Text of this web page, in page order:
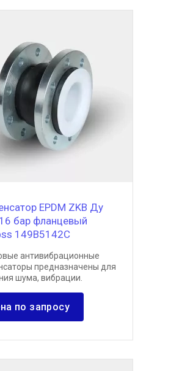
EPDM ZKB Ду
бар фланцевый
149B5142C
антивибрационные
предназначены для
шума, вибрации.
по запросу